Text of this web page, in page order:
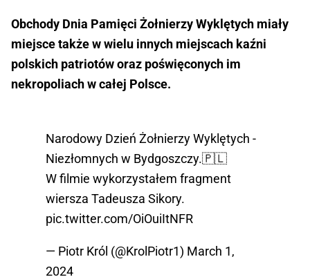
Obchody Dnia Pamięci Żołnierzy Wyklętych miały
miejsce także w wielu innych miejscach kaźni
polskich patriotów oraz poświęconych im
nekropoliach w całej Polsce.
Narodowy Dzień Żołnierzy Wyklętych -
Niezłomnych w Bydgoszczy.🇵🇱
W filmie wykorzystałem fragment
wiersza Tadeusza Sikory.
pic.twitter.com/OiOuiItNFR
— Piotr Król (@KrolPiotr1) March 1,
2024